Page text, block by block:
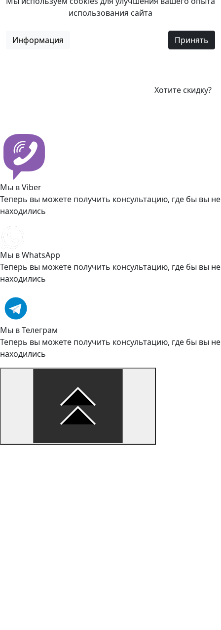
использования сайта
Информация Принять
Хотите скидку?
Мы в Viber
Теперь вы можете получить консультацию, где бы вы не
находились
Мы в WhatsApp
Теперь вы можете получить консультацию, где бы вы не
находились
Мы в Телеграм
Теперь вы можете получить консультацию, где бы вы не
находились